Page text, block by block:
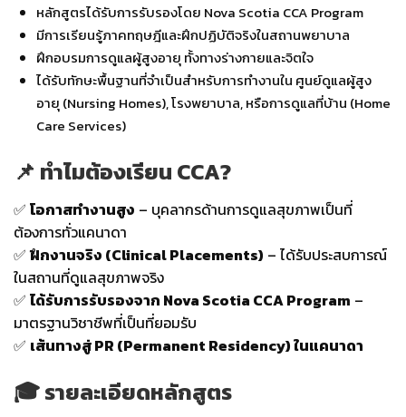
หลักสูตรได้รับการรับรองโดย Nova Scotia CCA Program
มีการเรียนรู้ภาคทฤษฎีและฝึกปฏิบัติจริงในสถานพยาบาล
ฝึกอบรมการดูแลผู้สูงอายุ ทั้งทางร่างกายและจิตใจ
ได้รับทักษะพื้นฐานที่จำเป็นสำหรับการทำงานใน ศูนย์ดูแลผู้สูง
อายุ (Nursing Homes), โรงพยาบาล, หรือการดูแลที่บ้าน (Home
Care Services)
📌 ทำไมต้องเรียน CCA?
✅ โอกาสทำงานสูง – บุคลากรด้านการดูแลสุขภาพเป็นที่
ต้องการทั่วแคนาดา
✅ฝึกงานจริง (Clinical Placements) – ได้รับประสบการณ์
ในสถานที่ดูแลสุขภาพจริง
✅ ได้รับการรับรองจาก Nova Scotia CCA Program –
มาตรฐานวิชาชีพที่เป็นที่ยอมรับ
✅ เส้นทางสู่ PR (Permanent Residency) ในแคนาดา
🎓 รายละเอียดหลักสูตร